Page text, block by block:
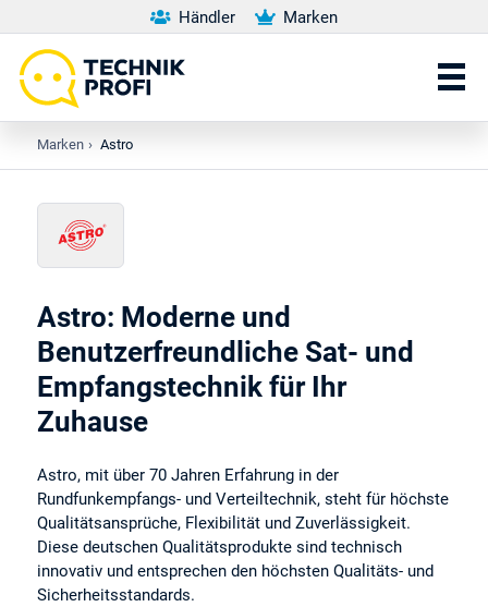
Händler Marken
Marken › Astro
Astro: Moderne und
Benutzerfreundliche Sat- und
Empfangstechnik für Ihr
Zuhause
Astro, mit über 70 Jahren Erfahrung in der
Rundfunkempfangs- und Verteiltechnik, steht für höchste
Qualitätsansprüche, Flexibilität und Zuverlässigkeit.
Diese deutschen Qualitätsprodukte sind technisch
innovativ und entsprechen den höchsten Qualitäts- und
Sicherheitsstandards.